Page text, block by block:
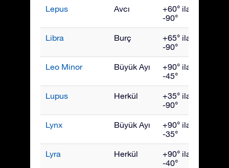
Lepus Avcı
+60° ila
-90°
Libra Burç
+65° ila
-90°
Leo Minor Büyük Ayı
+90° ila
-45°
Lupus Herkül
+35° ila
-90°
Lynx Büyük Ayı
+90° ila
-35°
Lyra Herkül
+90° ila
-40°